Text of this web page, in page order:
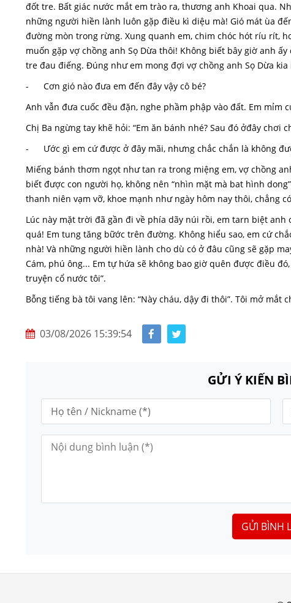
đốt tre. Bất giác nước mắt em trào ra, thương anh Khoai qua.
những người hiền lành luôn gặp điều kì diệu mà! Gió mát ùa
đường mòn trong rừng. Xung quanh em, chim chóc hót ríu rít,
muốn gặp vợ chồng anh Sọ Dừa thôi! Không biết bây giờ anh
tre đau điếng. Đúng như em mong đợi vợ chồng anh Sọ Dừa
- Cơn gió nào đưa em đến đây vậy cô bé?
Anh vẫn đưa cuốc đều đặn, nghe phầm phập vào đất. Em mỉm
Chị Ba ngừng tay khẽ hỏi: “Em ăn bánh nhé? Sau đó ởđây chơi
- Ước gì em cứ được ở đây mãi, nhưng chắc chắn là không
Miếng bánh thơm ngọt như tan ra trong miệng em, vợ chồng
biết được con người họ, không nên “nhìn mặt mà bat hình
thanh niên vạm vỡ, khoe mạnh như ngày hôm nay thôi, chẳng
Lúc này mặt trời đã gần đi về phía dãy núi rồi, em tarn biệt anh
quá! Em tung tăng bữớc trên đường. Không hiểu sao, em cứ
nhà! Và những người hiền lành cho dù có ở đâu cũng sẽ gặp
Cám, phú ông... Em tự hứa sẽ không bao giờ quên được điều
truyện cổ nước tôi”.
Bỗng tiếng bà tôi vang lên: “Này cháu, dậy đi thôi”. Tôi mở
03/08/2026 15:39:54
GỬI Ý KIẾN
GỬI BÌNH